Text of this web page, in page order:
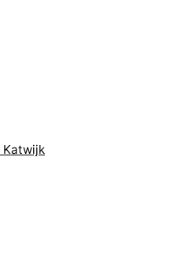
Katwijk